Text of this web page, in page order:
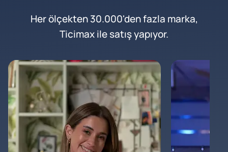
Her ölçekten 30.000'den fazla marka,
Ticimax ile satış yapıyor.